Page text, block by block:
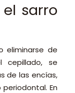
sarro
eliminarse de
se
de las encías,
En